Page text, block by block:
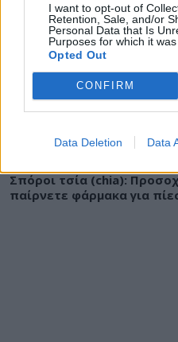
I want to opt-out of
Retention, Sale, and/or
Personal Data that Is
Purposes for which it was
Opted Out
CONFIRM
Data Deletion Data
10 Αυγούστου
Ακμή, έκζεμα, ψωρίαση:
δέρμα πιο ευάλωτο το
ΔΙΑΤΡΟΦΗ 10
Σπόροι τσία (chia):
παίρνετε φάρμακα για